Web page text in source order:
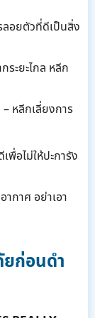
ลอยตัวที่ดีเป็นสิ่ง
ระยะไกล หลีก
– หลีกเลี่ยงการ
พื่อไม่ให้ปะการัง
ากาศ อย่าเอา
ก่อนดำ